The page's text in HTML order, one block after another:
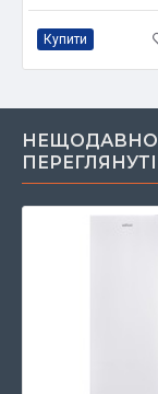
Купити
НЕЩОДАВНО
ПЕРЕГЛЯНУТІ